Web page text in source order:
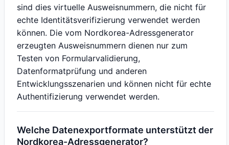
sind dies virtuelle Ausweisnummern, die nicht für
echte Identitätsverifizierung verwendet werden
können. Die vom Nordkorea-Adressgenerator
erzeugten Ausweisnummern dienen nur zum
Testen von Formularvalidierung,
Datenformatprüfung und anderen
Entwicklungsszenarien und können nicht für echte
Authentifizierung verwendet werden.
Welche Datenexportformate unterstützt der
Nordkorea-Adressgenerator?